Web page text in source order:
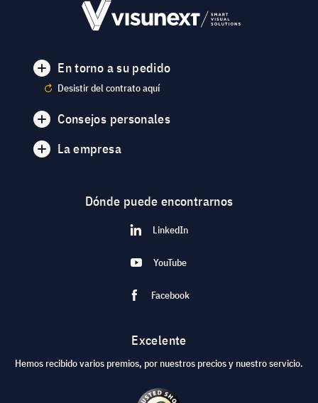
En torno a su pedido
Desistir del contrato aquí
Consejos personales
La empresa
Dónde puede encontrarnos
LinkedIn
YouTube
Facebook
Excelente
Hemos recibido varios premios, por nuestros precios y nuestro servicio.